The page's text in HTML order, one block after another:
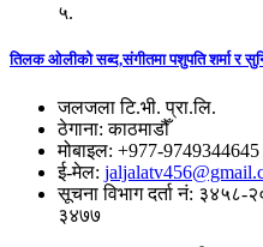
५.
तिलक ओलीको सब्द,संगीतमा पशुपति शर्मा र
जलजला टि.भी. प्रा.लि.
ठेगाना: काठमाडौँ
मोबाइल: +977-9749344645
ई-मेल:
सूचना विभाग दर्ता नं:
३४७७